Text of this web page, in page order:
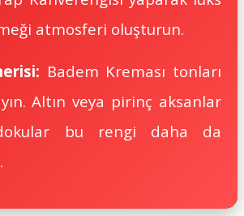
atmosferi oluşturun.
Badem Kreması tonları
Altın veya pirinç aksanlar
bu rengi daha da